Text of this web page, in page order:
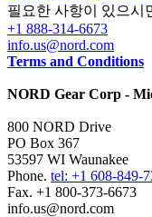
필요한 사항이 있으시
+1 888-314-6673
info.us@nord.com
Terms and Conditions
NORD Gear Corp -
800 NORD Drive
PO Box 367
53597 WI Waunakee
Phone. tel: +1 608-849-
Fax. +1 800-373-6673
info.us@nord.com